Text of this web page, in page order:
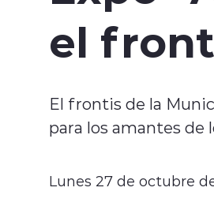
el
El frontis de la
para los amantes
Lunes 27 de octubre